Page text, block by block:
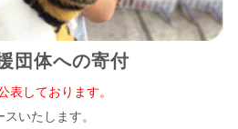
団体への寄付
表しております。
いたします。